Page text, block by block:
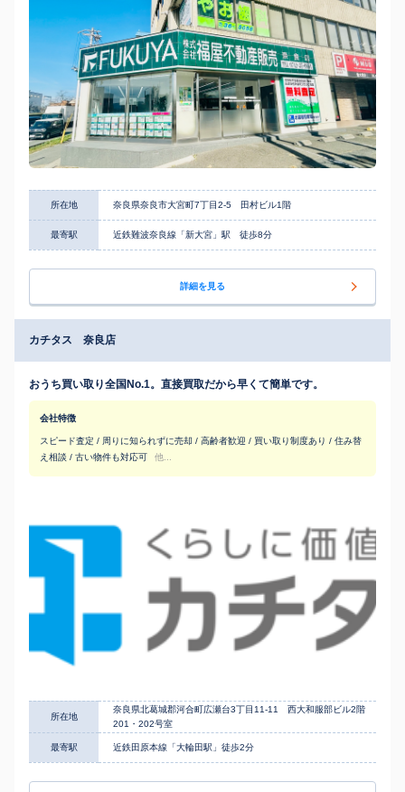
所在地 奈良県奈良市大宮町7丁目2-5 田村ビル1階
最寄駅 近鉄難波奈良線「新大宮」駅 徒歩8分
詳細を見る
カチタス 奈良店
おうち買い取り全国No.1。直接買取だから早くて簡単です。
会社特徴
スピード査定 / 周りに知られずに売却 / 高齢者歓迎 / 買い取り制度あり / 住み替
え相談 / 古い物件も対応可
他...
所在地
奈良県北葛城郡河合町広瀬台3丁目11-11 西大和服部ビル2階
201・202号室
最寄駅 近鉄田原本線「大輪田駅」徒歩2分